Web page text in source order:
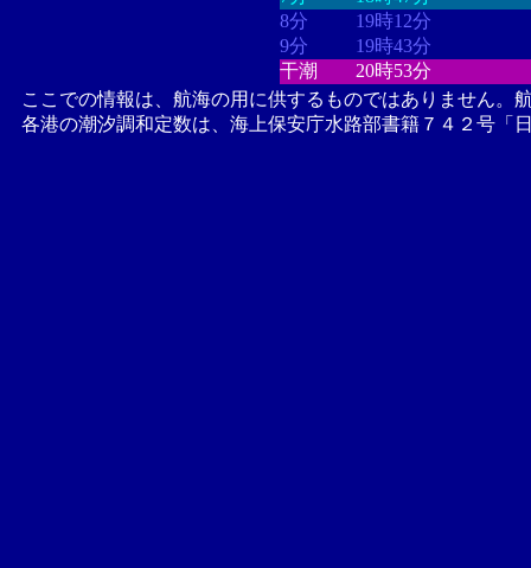
8分
19時12分
9分
19時43分
干潮
20時53分
ここでの情報は、航海の用に供するものではありません。
各港の潮汐調和定数は、海上保安庁水路部書籍７４２号「